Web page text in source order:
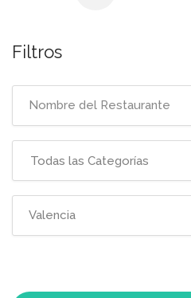
Filtros